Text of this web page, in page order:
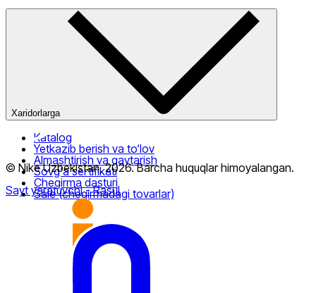
Kompaniya haqida
Bizning do‘konlarimiz
Ommaviy oferta
Xaridorlarga
Katalog
Yetkazib berish va to‘lov
Almashtirish va qaytarish
Sovg‘a sertifikati
Chegirma dasturi
Sale (chegirmadagi tovarlar)
© Nike Uzbekistan,2026.Barcha huquqlar himoyalangan.
Sayt yaratuvchi- Rasul